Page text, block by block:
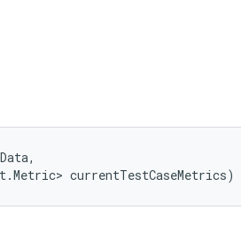
currentTestCaseMetrics)